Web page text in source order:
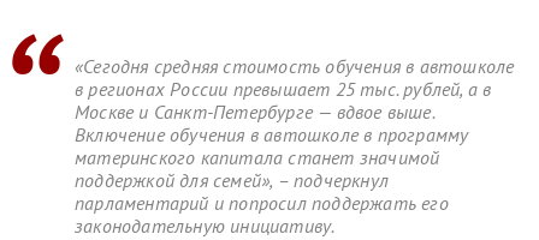
«Сегодня средняя стоимость обучения в автошколе
в регионах России превышает 25 тыс. рублей, а в
Москве и Санкт-Петербурге — вдвое выше.
Включение обучения в автошколе в программу
материнского капитала станет значимой
поддержкой для семей», – подчеркнул
парламентарий и попросил поддержать его
законодательную инициативу.